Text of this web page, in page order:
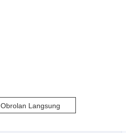
Obrolan Langsung